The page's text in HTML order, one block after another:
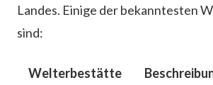
Landes. Einige der bekanntesten
sind:
Welterbestätte